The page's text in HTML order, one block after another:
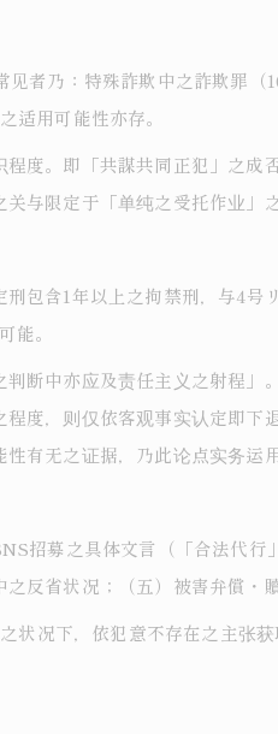
者乃：特殊詐欺中之詐欺罪
适用可能性亦存。
度。即「共謀共同正犯」之
与限定于「单纯之受托作业」之
包含1年以上之拘禁刑，与4
能。
断中亦应及责任主义之射程
度，则仅依客观事实认定即
有无之证据，乃此论点实务运用
招募之具体文言（「合法代
反省状况；（五）被害弁償・
状况下，依犯意不存在之主